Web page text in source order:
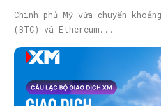
Chính phủ Mỹ vừa chuyển
(BTC) và Ethereum...